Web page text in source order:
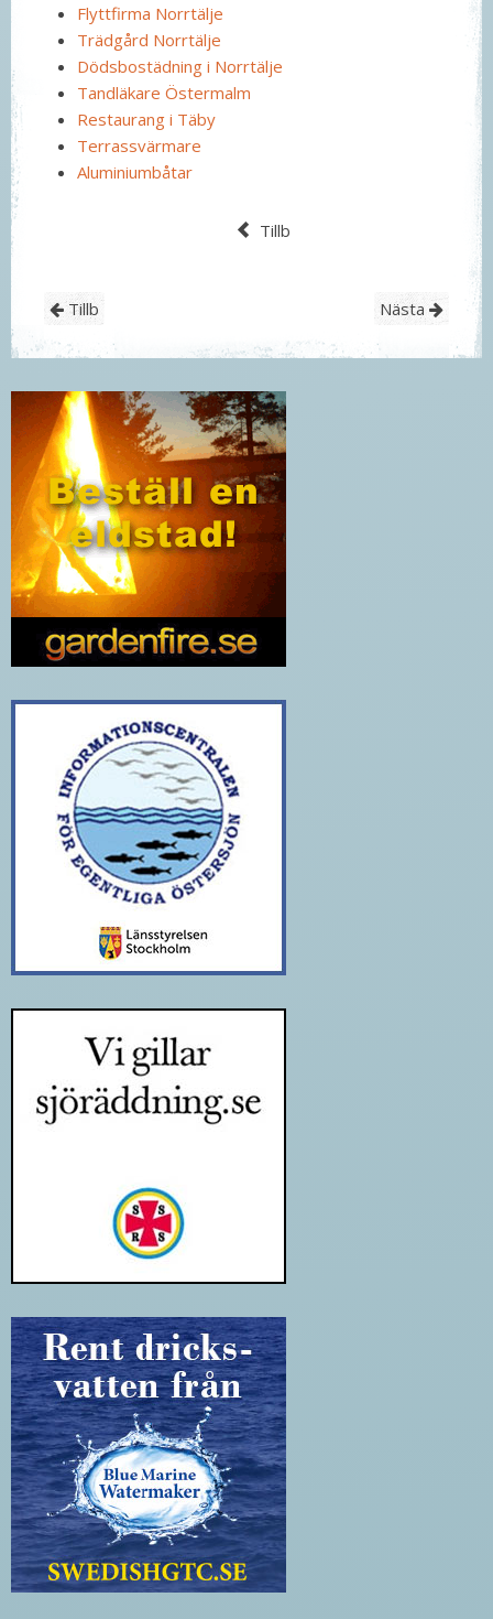
Flyttfirma Norrtälje
Trädgård Norrtälje
Dödsbostädning i Norrtälje
Tandläkare Östermalm
Restaurang i Täby
Terrassvärmare
Aluminiumbåtar
Tillb
Tillb Nästa